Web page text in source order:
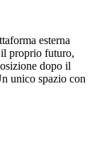
esterna
il proprio futuro,
dopo il
unico spazio con